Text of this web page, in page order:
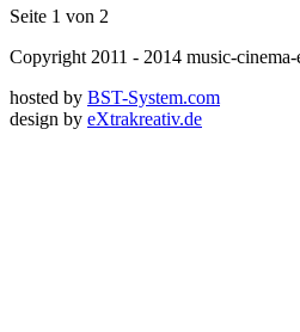
Seite 1 von 2
Copyright 2011 - 2014 music-
hosted by BST-System.com
design by eXtrakreativ.de